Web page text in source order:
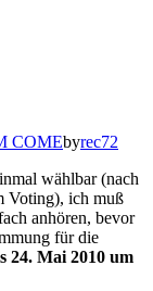
COMEbyrec72
wählbar (nach
Voting), ich muß
anhören, bevor
für die
24. Mai 2010 um